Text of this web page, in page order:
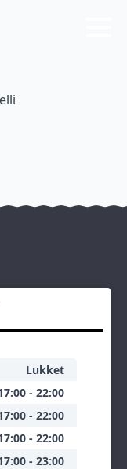
Lukket
- 22:00
- 22:00
- 22:00
- 23:00